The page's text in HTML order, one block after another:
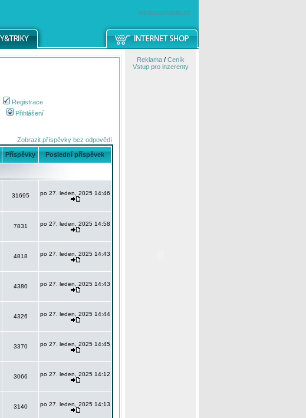
windowsmobile.cz
Registrace
Přihlášení
Zobrazit příspěvky bez odpovědí
Příspěvky Poslední příspěvek
31695 po 27. leden, 2025 14:46
7831 po 27. leden, 2025 14:58
4818 po 27. leden, 2025 14:43
4380 po 27. leden, 2025 14:43
4326 po 27. leden, 2025 14:44
3370 po 27. leden, 2025 14:45
3066 po 27. leden, 2025 14:12
3140 po 27. leden, 2025 14:13
Reklama/ Ceník
Vstup pro inzerenty